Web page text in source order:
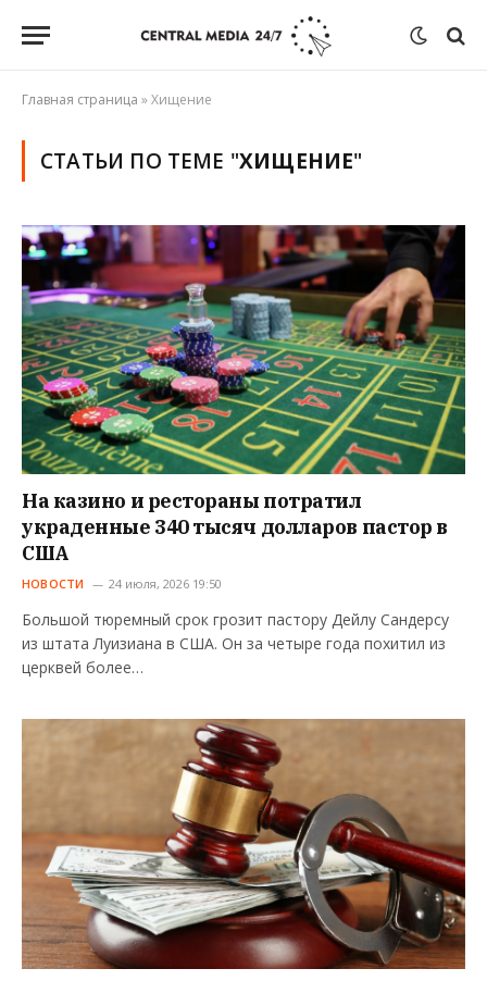
Главная страница »Хищение
СТАТЬИ ПО ТЕМЕ "ХИЩЕНИЕ"
На казино и рестораны потратил
украденные 340 тысяч долларов пастор в
США
НОВОСТИ 24 июля, 2026 19:50
Большой тюремный срок грозит пастору Дейлу Сандерсу
из штата Луизиана в США. Он за четыре года похитил из
церквей более…